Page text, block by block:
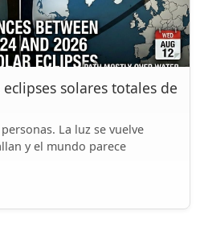
solares totales de
La luz se vuelve
y el mundo parece